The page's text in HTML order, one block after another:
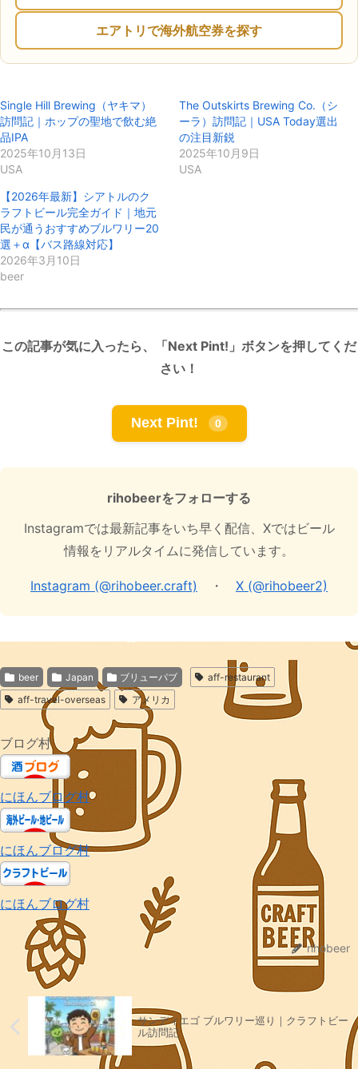
エアトリで海外航空券を探す
Single Hill Brewing（ヤキマ）
訪問記｜ホップの聖地で飲む絶
品IPA
2025年10月13日
USA
The Outskirts Brewing Co.（シ
ーラ）訪問記｜USA Today選出
の注目新鋭
2025年10月9日
USA
【2026年最新】シアトルのク
ラフトビール完全ガイド｜地元
民が通うおすすめブルワリー20
選＋α【バス路線対応】
2026年3月10日
beer
この記事が気に入ったら、「Next Pint!」ボタンを押してくだ
さい！
Next Pint! 0
rihobeerをフォローする
Instagramでは最新記事をいち早く配信、Xではビール
情報をリアルタイムに発信しています。
Instagram (@rihobeer.craft) ・ X (@rihobeer2)
beer Japan ブリューパブ
aff-restaurant
aff-travel-overseas
アメリカ
ブログ村
にほんブログ村
にほんブログ村
にほんブログ村
rihobeer
サンディエゴ ブルワリー巡り｜クラフトビー
ル訪問記